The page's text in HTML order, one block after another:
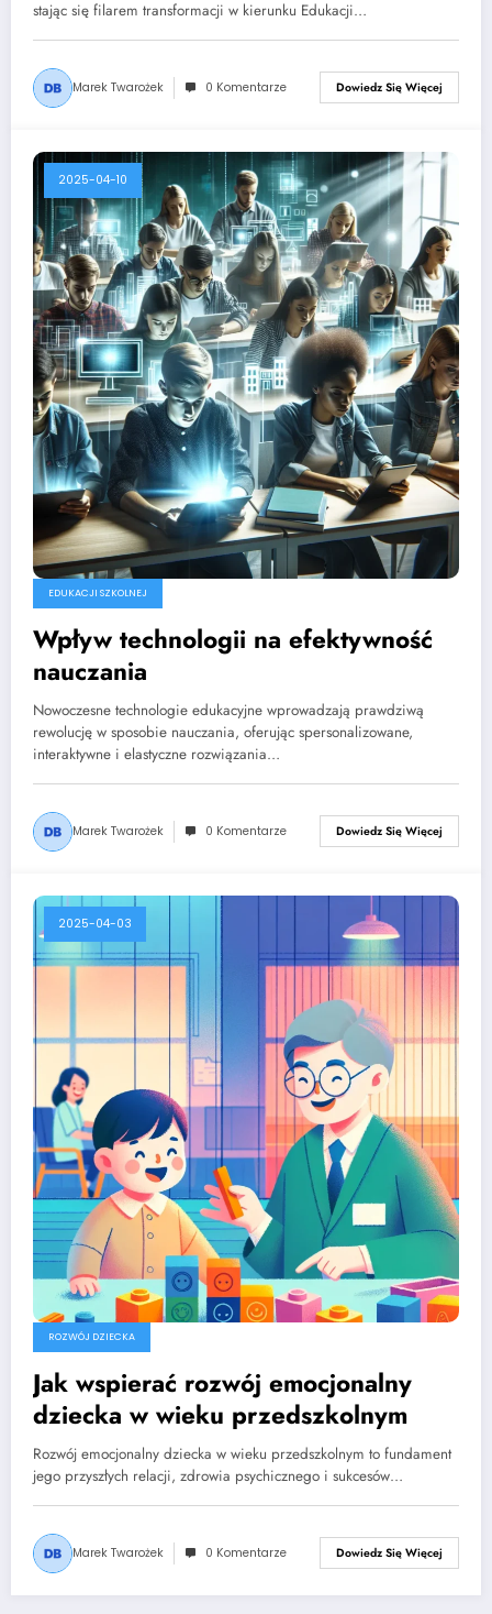
stając się filarem transformacji w kierunku Edukacji…
Marek Twarożek 0 Komentarze Dowiedz Się Więcej
2025-04-10
EDUKACJI SZKOLNEJ
Wpływ technologii na efektywność
nauczania
Nowoczesne technologie edukacyjne wprowadzają prawdziwą
rewolucję w sposobie nauczania, oferując spersonalizowane,
interaktywne i elastyczne rozwiązania…
Marek Twarożek 0 Komentarze Dowiedz Się Więcej
2025-04-03
ROZWÓJ DZIECKA
Jak wspierać rozwój emocjonalny
dziecka w wieku przedszkolnym
Rozwój emocjonalny dziecka w wieku przedszkolnym to fundament
jego przyszłych relacji, zdrowia psychicznego i sukcesów…
Marek Twarożek 0 Komentarze Dowiedz Się Więcej